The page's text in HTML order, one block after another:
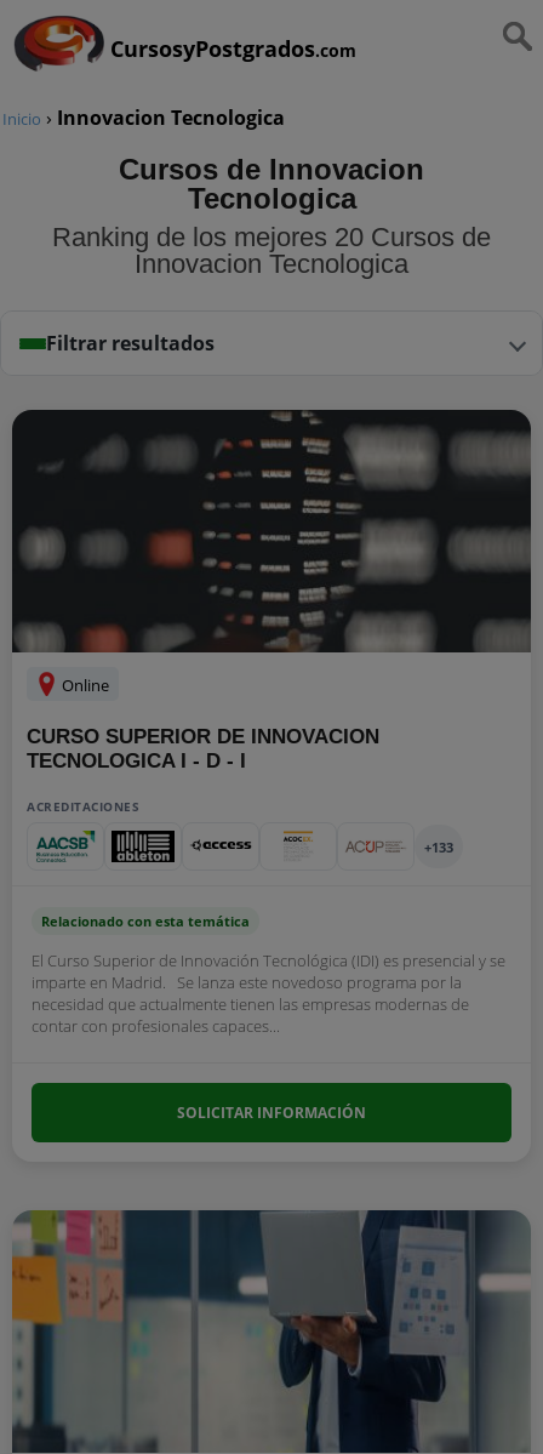
CursosyPostgrados.com
Inicio › Innovacion Tecnologica
Cursos de Innovacion
Tecnologica
Ranking de los mejores 20 Cursos de
Innovacion Tecnologica
Filtrar resultados
Online
CURSO SUPERIOR DE INNOVACION
TECNOLOGICA I - D - I
ACREDITACIONES
+133
Relacionado con esta temática
El Curso Superior de Innovación Tecnológica (IDI) es presencial y se
imparte en Madrid. Se lanza este novedoso programa por la
necesidad que actualmente tienen las empresas modernas de
contar con profesionales capaces...
SOLICITAR INFORMACIÓN